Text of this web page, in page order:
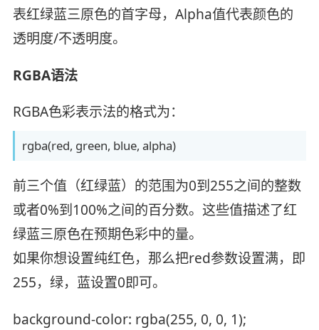
表红绿蓝三原色的首字母，Alpha值代表颜色的
透明度/不透明度。
RGBA语法
RGBA色彩表示法的格式为：
rgba(red, green, blue, alpha)
前三个值（红绿蓝）的范围为0到255之间的整数
或者0%到100%之间的百分数。这些值描述了红
绿蓝三原色在预期色彩中的量。
如果你想设置纯红色，那么把red参数设置满，即
255，绿，蓝设置0即可。
background-color: rgba(255, 0, 0, 1);